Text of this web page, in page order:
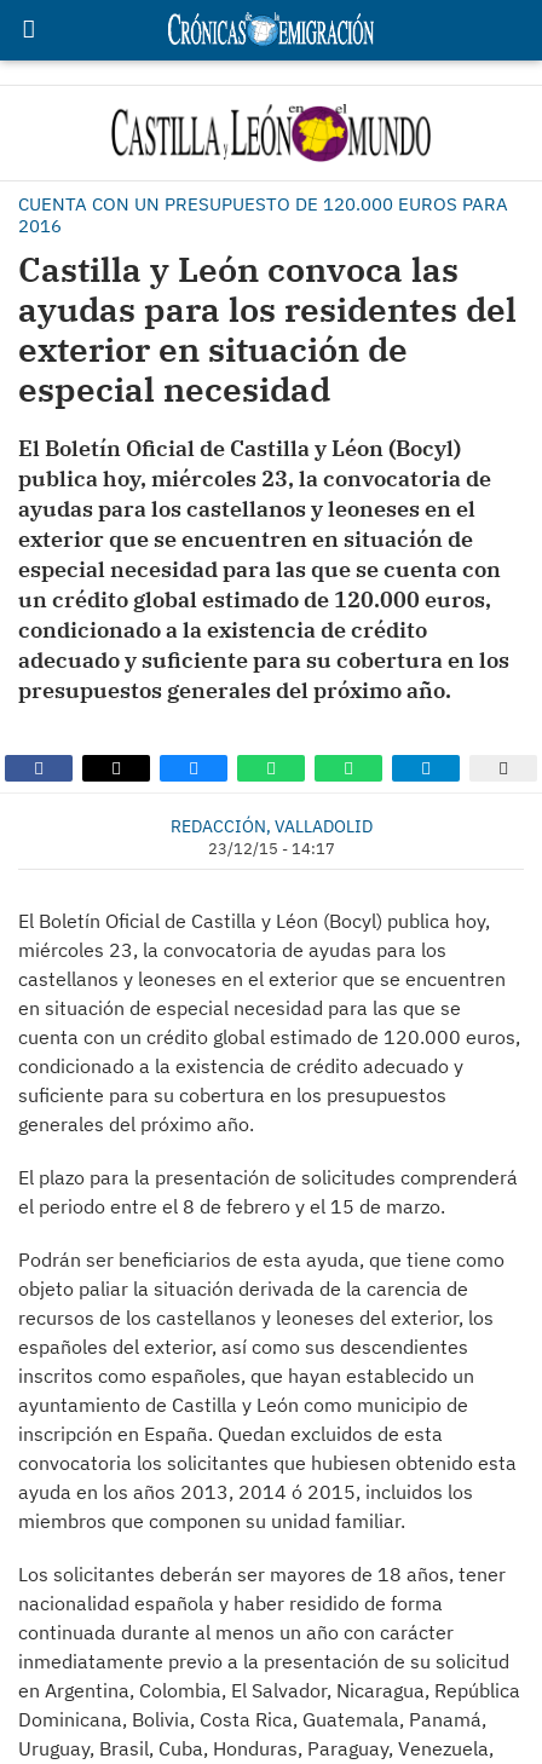
CUENTA CON UN PRESUPUESTO DE 120.000 EUROS PARA
2016
Castilla y León convoca las
ayudas para los residentes del
exterior en situación de
especial necesidad
El Boletín Oficial de Castilla y Léon (Bocyl)
publica hoy, miércoles 23, la convocatoria de
ayudas para los castellanos y leoneses en el
exterior que se encuentren en situación de
especial necesidad para las que se cuenta con
un crédito global estimado de 120.000 euros,
condicionado a la existencia de crédito
adecuado y suficiente para su cobertura en los
presupuestos generales del próximo año.
REDACCIÓN, VALLADOLID
23/12/15 - 14:17
El Boletín Oficial de Castilla y Léon (Bocyl) publica hoy,
miércoles 23, la convocatoria de ayudas para los
castellanos y leoneses en el exterior que se encuentren
en situación de especial necesidad para las que se
cuenta con un crédito global estimado de 120.000 euros,
condicionado a la existencia de crédito adecuado y
suficiente para su cobertura en los presupuestos
generales del próximo año.
El plazo para la presentación de solicitudes comprenderá
el periodo entre el 8 de febrero y el 15 de marzo.
Podrán ser beneficiarios de esta ayuda, que tiene como
objeto paliar la situación derivada de la carencia de
recursos de los castellanos y leoneses del exterior, los
españoles del exterior, así como sus descendientes
inscritos como españoles, que hayan establecido un
ayuntamiento de Castilla y León como municipio de
inscripción en España. Quedan excluidos de esta
convocatoria los solicitantes que hubiesen obtenido esta
ayuda en los años 2013, 2014 ó 2015, incluidos los
miembros que componen su unidad familiar.
Los solicitantes deberán ser mayores de 18 años, tener
nacionalidad española y haber residido de forma
continuada durante al menos un año con carácter
inmediatamente previo a la presentación de su solicitud
en Argentina, Colombia, El Salvador, Nicaragua, República
Dominicana, Bolivia, Costa Rica, Guatemala, Panamá,
Uruguay, Brasil, Cuba, Honduras, Paraguay, Venezuela,